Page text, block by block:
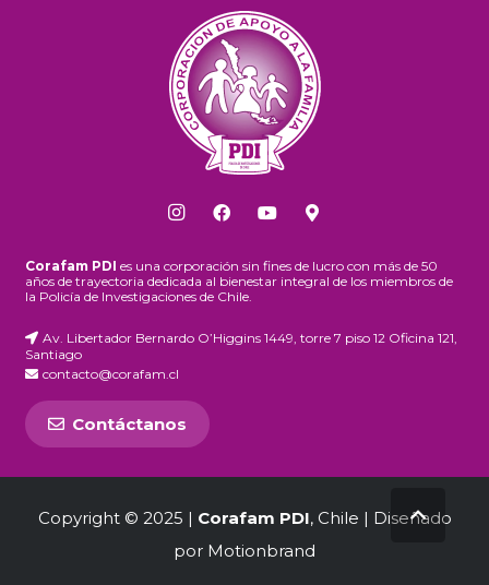
Corafam PDI es una corporación sin fines de lucro con más de 50
años de trayectoria dedicada al bienestar integral de los miembros de
la Policía de Investigaciones de Chile.
Av. Libertador Bernardo O’Higgins 1449, torre 7 piso 12 Oficina 121,
Santiago
contacto@corafam.cl
Contáctanos
Copyright © 2025 | Corafam PDI, Chile | Diseñado
por Motionbrand